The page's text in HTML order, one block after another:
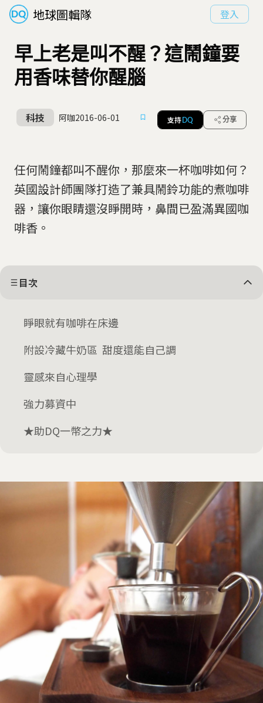
地球圖輯隊 登入
早上老是叫不醒？這鬧鐘要
用香味替你醒腦
科技 阿咖2016-06-01 支持 DQ 分享
任何鬧鐘都叫不醒你，那麼來一杯咖啡如何？
英國設計師團隊打造了兼具鬧鈴功能的煮咖啡
器，讓你眼睛還沒睜開時，鼻間已盈滿異國咖
啡香。
目次
睜眼就有咖啡在床邊
附設冷藏牛奶區 甜度還能自己調
靈感來自心理學
強力募資中
★助DQ一幣之力★